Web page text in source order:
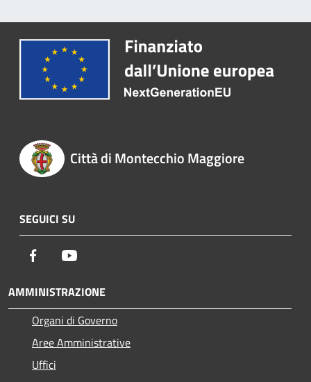
Città di Montecchio Maggiore
SEGUICI SU
Facebook
AMMINISTRAZIONE
Organi di Governo
Aree Amministrative
Uffici